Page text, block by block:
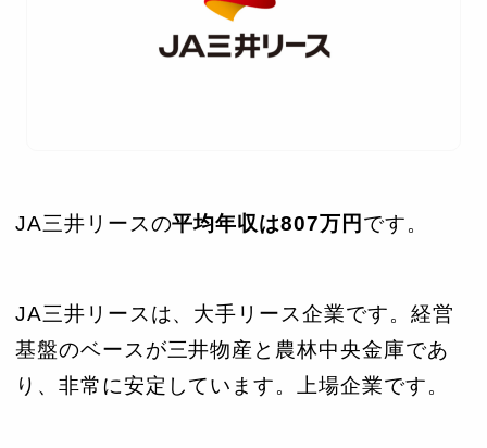
JA三井リースの平均年収は807万円 です。
JA三井リースは、大手リース企業です。経営
基盤のベースが三井物産と農林中央金庫であ
り、非常に安定しています。上場企業です。